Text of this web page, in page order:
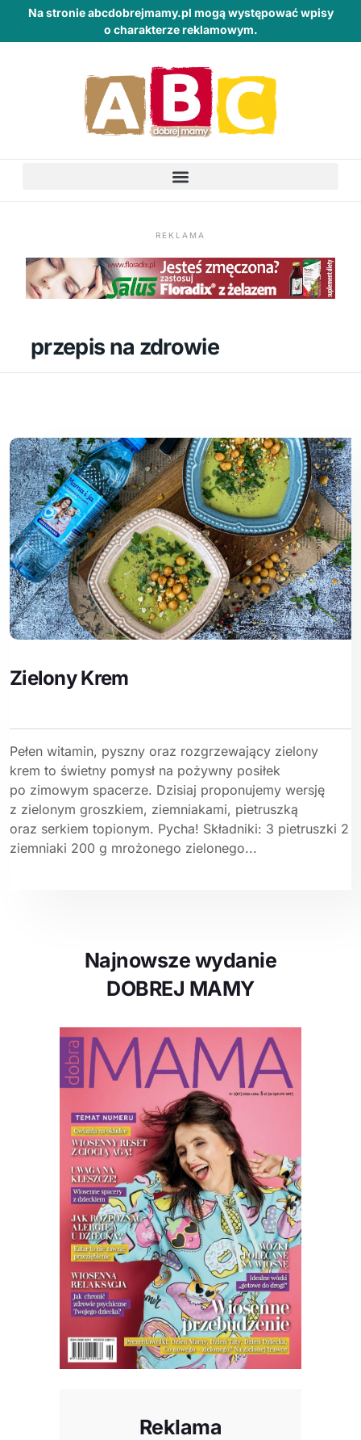
Na stronie abcdobrejmamy.pl mogą występować wpisy
o charakterze reklamowym.
REKLAMA
przepis na zdrowie
Zielony Krem
Pełen witamin, pyszny oraz rozgrzewający zielony
krem to świetny pomysł na pożywny posiłek
po zimowym spacerze. Dzisiaj proponujemy wersję
z zielonym groszkiem, ziemniakami, pietruszką
oraz serkiem topionym. Pycha! Składniki: 3 pietruszki 2
ziemniaki 200 g mrożonego zielonego...
Najnowsze wydanie
DOBREJ MAMY
Reklama